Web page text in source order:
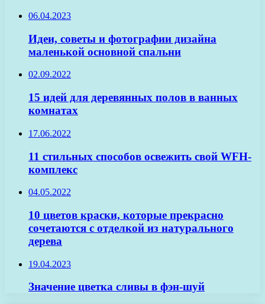
06.04.2023
Идеи, советы и фотографии дизайна
маленькой основной спальни
02.09.2022
15 идей для деревянных полов в ванных
комнатах
17.06.2022
11 стильных способов освежить свой WFH-
комплекс
04.05.2022
10 цветов краски, которые прекрасно
сочетаются с отделкой из натурального
дерева
19.04.2023
Значение цветка сливы в фэн-шуй